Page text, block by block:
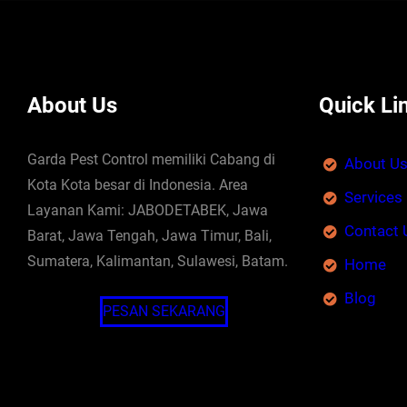
About Us
Garda Pest Control memiliki Cabang di
Kota Kota besar di Indonesia. Area
Layanan Kami: JABODETABEK, Jawa
Barat, Jawa Tengah, Jawa Timur, Bali,
Sumatera, Kalimantan, Sulawesi, Batam.
PESAN SEKARANG
Quick
About Us
Services
Contact
Home
Blog